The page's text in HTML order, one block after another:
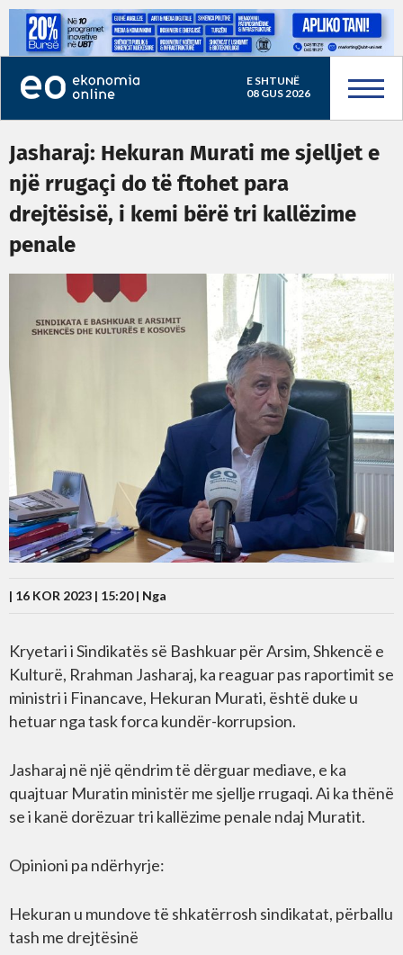
E SHTUNË
08 GUS 2026
Jasharaj: Hekuran Murati me sjelljet e
një rrugaçi do të ftohet para
drejtësisë, i kemi bërë tri kallëzime
penale
| 16 KOR 2023 | 15:20 | Nga
Kryetari i Sindikatës së Bashkuar për Arsim, Shkencë e
Kulturë, Rrahman Jasharaj, ka reaguar pas raportimit se
ministri i Financave, Hekuran Murati, është duke u
hetuar nga task forca kundër-korrupsion.
Jasharaj në një qëndrim të dërguar mediave, e ka
quajtuar Muratin ministër me sjellje rrugaqi. Ai ka thënë
se i kanë dorëzuar tri kallëzime penale ndaj Muratit.
Opinioni pa ndërhyrje:
Hekuran u mundove të shkatërrosh sindikatat, përballu
tash me drejtësinë